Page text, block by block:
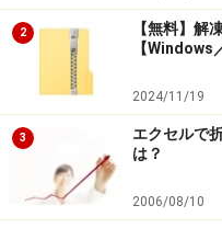
▼Adobe Acrobat
3. Cube PDF（無料
Cube PDF（キューブ ピ
無料のPDFファイル作成
PDFファイルを作成で
ファイルに変換すること
2
【無料】解
【Windows
2024/11/19
3
エクセルで
は？
2006/08/10